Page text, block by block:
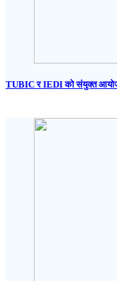
TUBIC र IEDI को संयुक्त